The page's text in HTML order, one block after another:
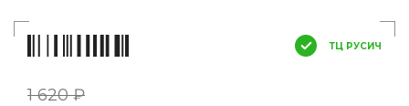
ТЦ РУСИЧ
1 620 ₽